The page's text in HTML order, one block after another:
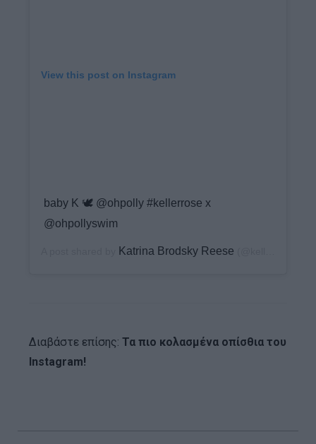
View this post on Instagram
baby K 🕊 @ohpolly #kellerrose x
@ohpollyswim
Katrina Brodsky Reese
Διαβάστε επίσης: Τα πιο κολασμένα οπίσθια του
Instagram!